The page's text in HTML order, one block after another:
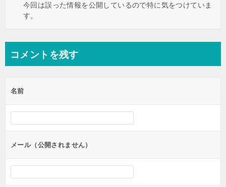
今回は誤った情報を公開しているので特に気をつけていま
す。
コメントを残す
名前
メール（公開されません）